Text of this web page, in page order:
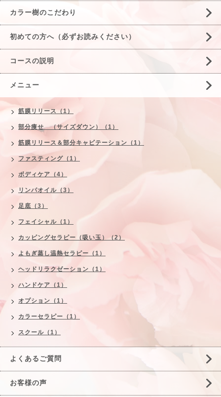
カラー樹のこだわり
初めての方へ（必ずお読みください）
コースの説明
メニュー
筋膜リリース（1）
部分痩せ （サイズダウン）（1）
筋膜リリース＆部分キャビテーション（1）
ファスティング（1）
ボディケア（4）
リンパオイル（3）
足底（3）
フェイシャル（1）
カッピングセラピー（吸い玉）（2）
よもぎ蒸し温熱セラピー（1）
ヘッドリラクゼーション（1）
ハンドケア（1）
オプション（1）
カラーセラピー（1）
スクール（1）
よくあるご質問
お客様の声